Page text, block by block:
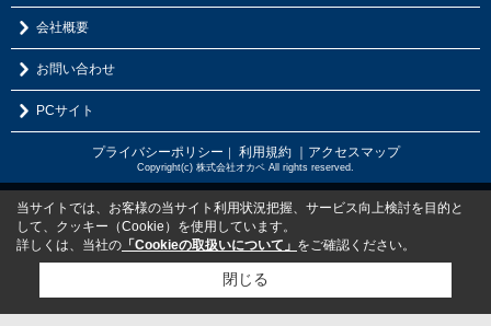
会社概要
お問い合わせ
PCサイト
プライバシーポリシー 利用規約 ｜アクセスマップ
Copyright(c) 株式会社オカベ All rights reserved.
当サイトでは、お客様の当サイト利用状況把握、サービス向上検討を目的と
して、クッキー（Cookie）を使用しています。
詳しくは、当社の 「Cookieの取扱いについて」 をご確認ください。
閉じる